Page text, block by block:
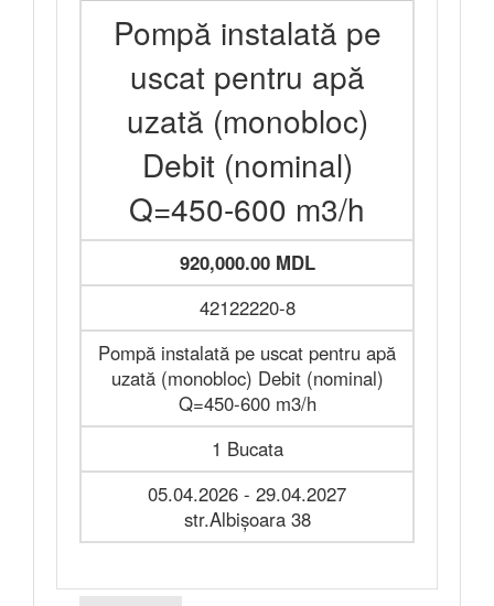
Pompă instalată pe
uscat pentru apă
uzată (monobloc)
Debit (nominal)
Q=450-600 m3/h
920,000.00 MDL
42122220-8
Pompă instalată pe uscat pentru apă
uzată (monobloc) Debit (nominal)
Q=450-600 m3/h
1 Bucata
05.04.2026 - 29.04.2027
str.Albişoara 38